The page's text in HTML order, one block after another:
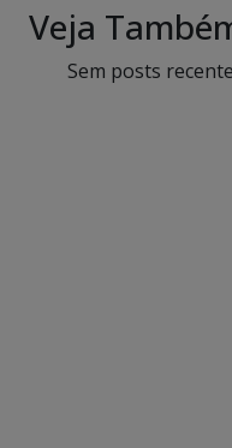
Veja
Sem posts